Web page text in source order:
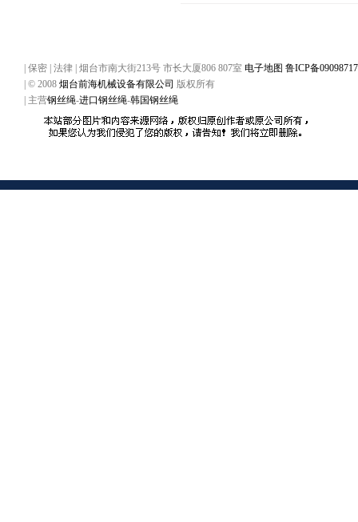
| 保密 | 法律 | 烟台市南大街213号 市长大厦806 807室 电子地图 鲁ICP备
| © 2008 烟台前海机械设备有限公司 版权所有
| 主营钢丝绳-进口钢丝绳-韩国钢丝绳